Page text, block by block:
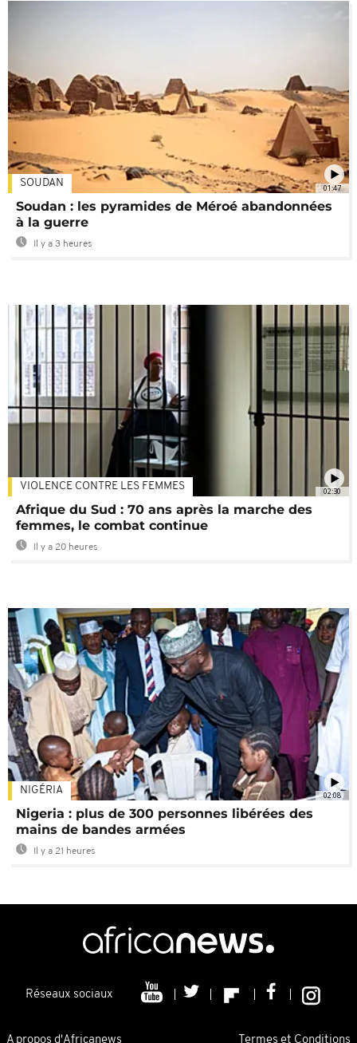
01:47
SOUDAN
Soudan : les pyramides de Méroé abandonnées
à la guerre
Il y a 3 heures
02:30
VIOLENCE CONTRE LES FEMMES
Afrique du Sud : 70 ans après la marche des
femmes, le combat continue
Il y a 20 heures
02:08
NIGÉRIA
Nigeria : plus de 300 personnes libérées des
mains de bandes armées
Il y a 21 heures
Réseaux sociaux
A propos d'Africanews Termes et Conditions